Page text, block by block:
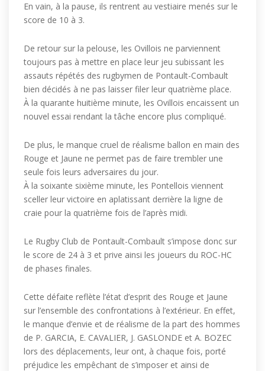
En vain, à la pause, ils rentrent au vestiaire menés sur le
score de 10 à 3.
De retour sur la pelouse, les Ovillois ne parviennent
toujours pas à mettre en place leur jeu subissant les
assauts répétés des rugbymen de Pontault-Combault
bien décidés à ne pas laisser filer leur quatrième place.
À la quarante huitième minute, les Ovillois encaissent un
nouvel essai rendant la tâche encore plus compliqué.
De plus, le manque cruel de réalisme ballon en main des
Rouge et Jaune ne permet pas de faire trembler une
seule fois leurs adversaires du jour.
À la soixante sixième minute, les Pontellois viennent
sceller leur victoire en aplatissant derrière la ligne de
craie pour la quatrième fois de l’après midi.
Le Rugby Club de Pontault-Combault s’impose donc sur
le score de 24 à 3 et prive ainsi les joueurs du ROC-HC
de phases finales.
Cette défaite reflète l’état d’esprit des Rouge et Jaune
sur l’ensemble des confrontations à l’extérieur. En effet,
le manque d’envie et de réalisme de la part des hommes
de P. GARCIA, E. CAVALIER, J. GASLONDE et A. BOZEC
lors des déplacements, leur ont, à chaque fois, porté
préjudice les empêchant de s’imposer et ainsi de